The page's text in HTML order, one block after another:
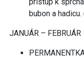
bubon a
JANUÁR – FEBRUÁR